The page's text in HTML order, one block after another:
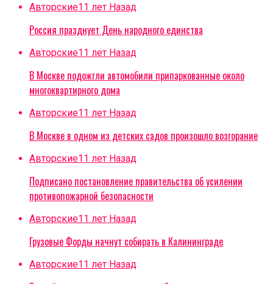
Авторские11 лет Назад
Россия празднует День народного единства
Авторские11 лет Назад
В Москве подожгли автомобили припаркованные около
многоквартирного дома
Авторские11 лет Назад
В Москве в одном из детских садов произошло возгорание
Авторские11 лет Назад
Подписано постановление правительства об усилении
противопожарной безопасности
Авторские11 лет Назад
Грузовые Форды начнут собирать в Калининграде
Авторские11 лет Назад